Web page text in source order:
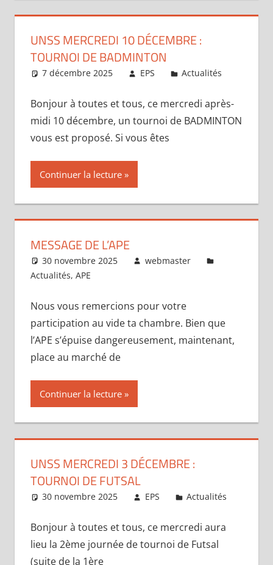
UNSS MERCREDI 10 DÉCEMBRE :
TOURNOI DE BADMINTON
7 décembre 2025 EPS Actualités
Bonjour à toutes et tous, ce mercredi après-
midi 10 décembre, un tournoi de BADMINTON
vous est proposé. Si vous êtes
Continuer la lecture
MESSAGE DE L’APE
30 novembre 2025
webmaster
Actualités, APE
Nous vous remercions pour votre
participation au vide ta chambre. Bien que
l’APE s’épuise dangereusement, maintenant,
place au marché de
Continuer la lecture
UNSS MERCREDI 3 DÉCEMBRE :
TOURNOI DE FUTSAL
30 novembre 2025 EPS Actualités
Bonjour à toutes et tous, ce mercredi aura
lieu la 2ème journée de tournoi de Futsal
(suite de la 1ère